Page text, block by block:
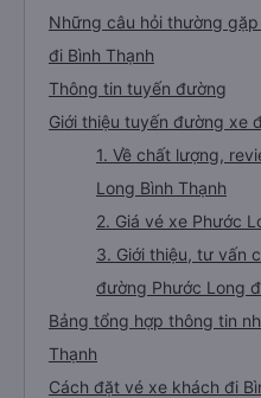
Những câu hỏi thường
đi Bình Thạnh
Thông tin tuyến đường
Giới thiệu tuyến đường xe
1. Về chất lượng,
Long Bình Thạnh
2. Giá vé xe Phước
3. Giới thiệu, tư vấn
đường Phước Long
Bảng tổng hợp thông tin
Thạnh
Cách đặt vé xe khách đi